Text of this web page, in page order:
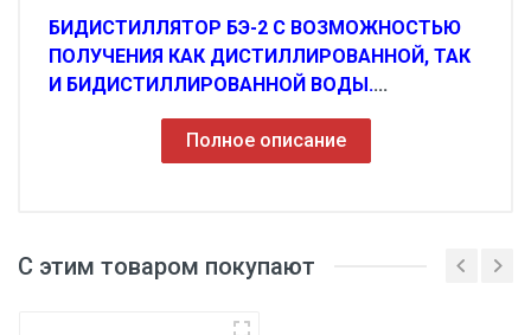
БИДИСТИЛЛЯТОР БЭ-2 С ВОЗМОЖНОСТЬЮ
ПОЛУЧЕНИЯ КАК ДИСТИЛЛИРОВАННОЙ, ТАК
И БИДИСТИЛЛИРОВАННОЙ ВОДЫ....
Полное описание
С этим товаром покупают